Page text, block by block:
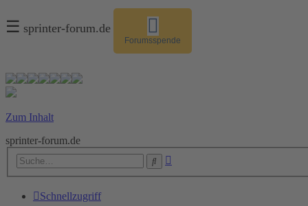
☰ sprinter-forum.de
Forumsspende
Zum Inhalt
sprinter-forum.de
Suche
Schnellzugriff